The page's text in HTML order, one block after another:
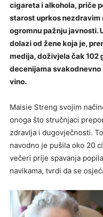
cigareta i alkohola, priče
starost uprkos
ogromnu pažnju javnosti.
dolazi od žene koja je,
medija, doživjela čak 102
decenijama
vino.
Maisie Streng svojim
onoga što stručnjaci
zdravlja i dugovječnosti.
navodno je pušila oko 20
večeri prije spavanja
navikama, tvrdi da se